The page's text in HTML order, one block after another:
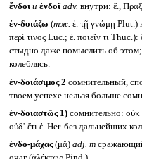
ἔνδοι и ἐνδοῖ adv. внутри: ἔ.,
ἐν-δοιάζω (тж. ἐ. τῇ γνώμῃ Plut.)
περί τινος Luc.; ἐ. ποιεῖν τι
стыдно даже помыслить об этом;
колеблясь.
ἐν-δοιάσιμος 2 сомнительный,
твоем успехе нельзя больше
ἐν-δοιαστῶς 1)сомнительно: οὐκ
οὐδ᾽ ἔτι ἐ. Her. без дальнейших
ἐνδο-μάχας(μᾰ) adj. m